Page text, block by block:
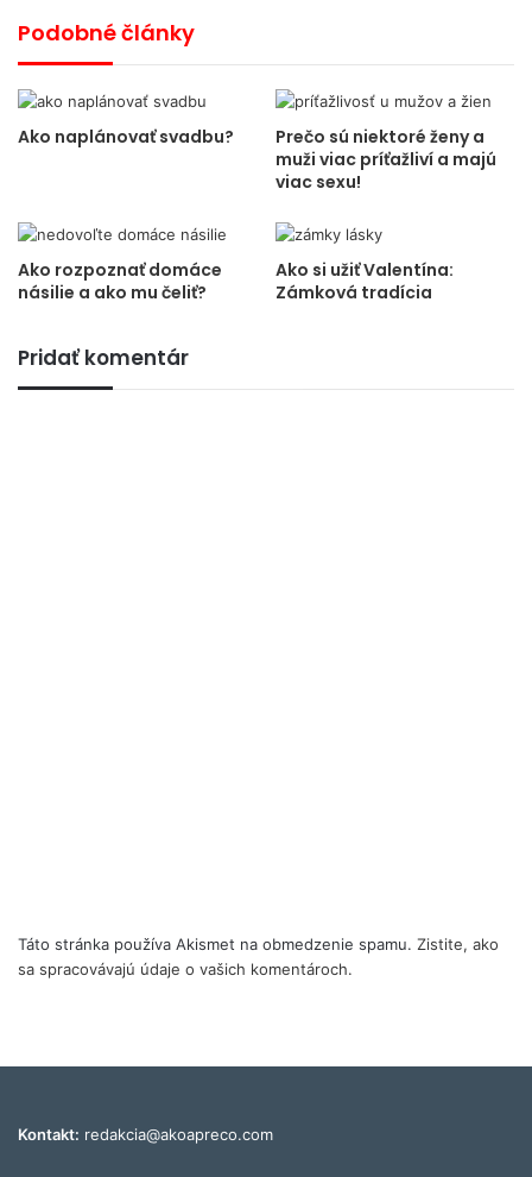
Podobné články
Ako naplánovať svadbu?
Prečo sú niektoré ženy a
muži viac príťažliví a majú
viac sexu!
Ako rozpoznať domáce
násilie a ako mu čeliť?
Ako si užiť Valentína:
Zámková tradícia
Pridať komentár
Táto stránka používa Akismet na obmedzenie spamu. Zistite, ako
sa spracovávajú údaje o vašich komentároch.
Kontakt: redakcia@akoapreco.com